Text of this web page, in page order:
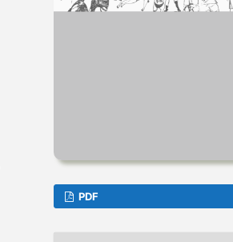
PDF